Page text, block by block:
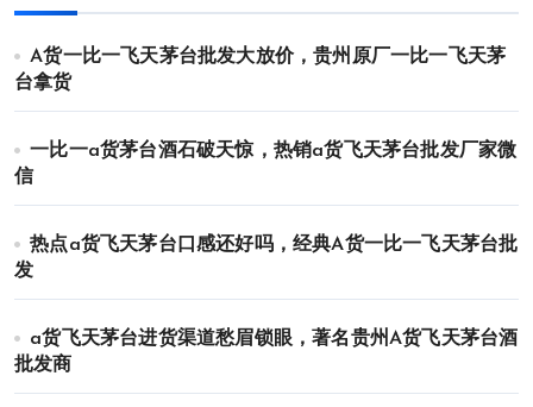
A货一比一飞天茅台批发大放价，贵州原厂一比一飞天茅
台拿货
一比一a货茅台酒石破天惊，热销a货飞天茅台批发厂家微
信
热点a货飞天茅台口感还好吗，经典A货一比一飞天茅台批
发
a货飞天茅台进货渠道愁眉锁眼，著名贵州A货飞天茅台酒
批发商